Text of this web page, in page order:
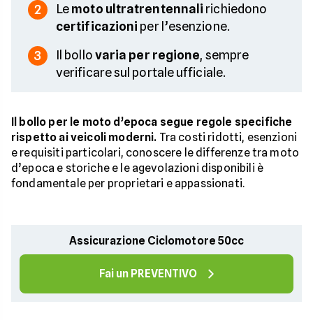
2 Lemoto ultratrentennali richiedono
certificazioni per l’esenzione.
3 Il bollovaria per regione, sempre
verificare sul portale ufficiale.
Il bollo per le moto d’epoca segue regole specifiche
rispetto ai veicoli moderni. Tra costi ridotti, esenzioni
e requisiti particolari, conoscere le differenze tra moto
d’epoca e storiche e le agevolazioni disponibili è
fondamentale per proprietari e appassionati.
Assicurazione Ciclomotore 50cc
Fai un PREVENTIVO